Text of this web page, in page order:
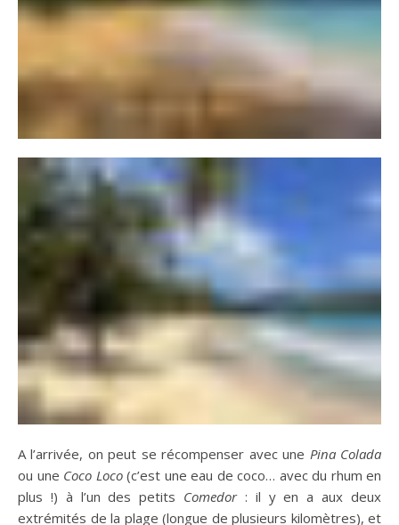
A l’arrivée, on peut se récompenser avec une Pina Colada
ou une Coco Loco(c’est une eau de coco… avec du rhum en
plus !) à l’un des petits Comedor: il y en a aux deux
extrémités de la plage (longue de plusieurs kilomètres), et